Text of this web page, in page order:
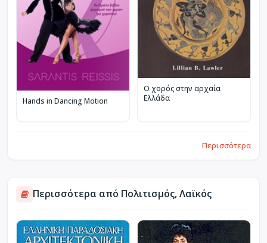
Hands in Dancing Motion
Ο χορός στην αρχαία
Ελλάδα
Περισσότερα
Περισσότερα από Πολιτισμός, Λαϊκός